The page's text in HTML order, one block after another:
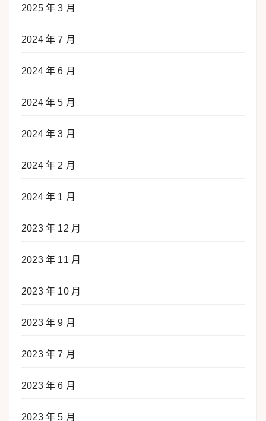
2025 年 3 月
2024 年 7 月
2024 年 6 月
2024 年 5 月
2024 年 3 月
2024 年 2 月
2024 年 1 月
2023 年 12 月
2023 年 11 月
2023 年 10 月
2023 年 9 月
2023 年 7 月
2023 年 6 月
2023 年 5 月